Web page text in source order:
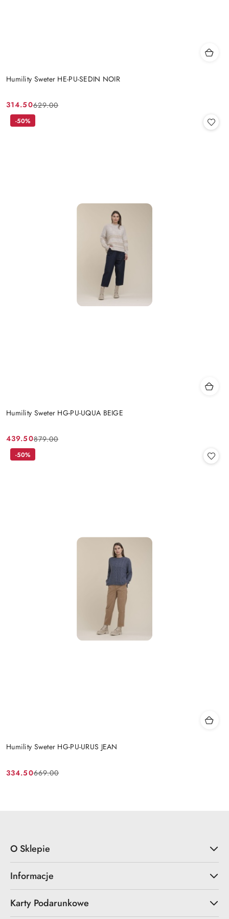
Humility Sweter HE-PU-SEDIN NOIR
Cena
promocyjna:
314.50
Cena
przed
629.00
Humility Sweter HG-PU-UQUA BEIGE
Cena
promocyjna:
439.50
Cena
przed
879.00
-50%
Humility Sweter HG-PU-URUS JEAN
Cena
334.50
Cena
669.00
-50%
O Sklepie
Informacje
Karty Podarunkowe